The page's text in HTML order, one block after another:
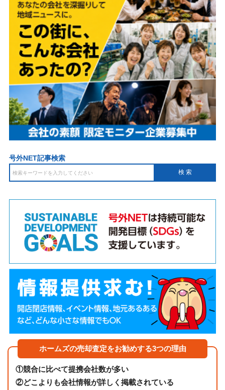
号外NET記事検索
ホームズの売却査定をお勧めする3つの理由
①競合に比べて提携会社数が多い
②どこよりも会社情報が詳しく掲載されている